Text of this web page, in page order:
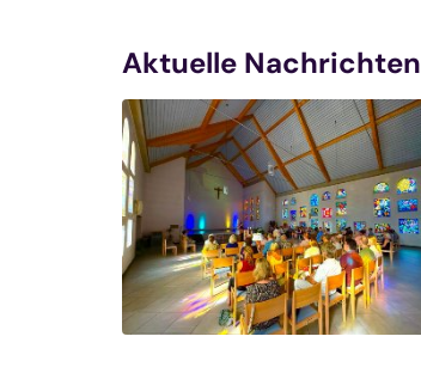
Aktuelle Nachrichten